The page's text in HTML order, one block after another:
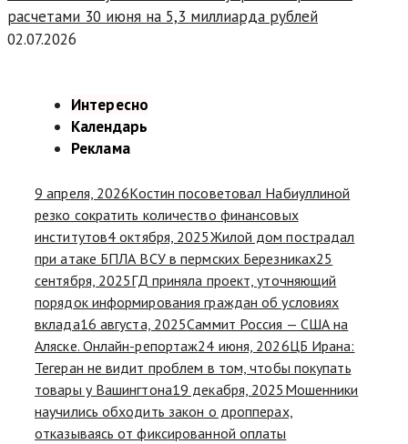
расчетами 30 июня на 5,3 миллиарда рублей
02.07.2026
Интересно
Календарь
Реклама
9 апреля, 2026Костин посоветовал Набиуллиной
резко сократить количество финансовых
институтов4 октября, 2025Жилой дом пострадал
при атаке БПЛА ВСУ в пермских Березниках25
сентября, 2025ГД приняла проект, уточняющий
порядок информирования граждан об условиях
вклада16 августа, 2025Саммит Россия — США на
Аляске. Онлайн-репортаж24 июня, 2026ЦБ Ирана:
Тегеран не видит проблем в том, чтобы покупать
товары у Вашингтона19 декабря, 2025 Мошенники
научились обходить закон о дропперах,
отказываясь от фиксированной оплаты